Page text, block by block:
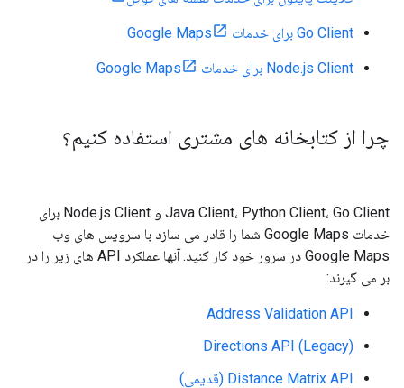
Go Client برای خدمات Google Maps
Node.js Client برای خدمات Google Maps
چرا از کتابخانه های مشتری استفاده کنیم؟
Java Client، Python Client، Go Client و Node.js Client برای
خدمات Google Maps شما را قادر می سازد با سرویس های وب
Google Maps در سرور خود کار کنید. آنها عملکرد API های زیر را در
بر می گیرند:
Address Validation API
Directions API (Legacy)
Distance Matrix API (قدیمی)